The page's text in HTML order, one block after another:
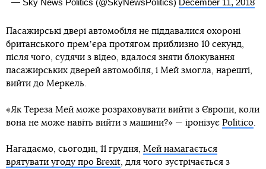
Пасажирські двері автомобіля не піддавалися охороні
британського премʼєра протягом приблизно 10 секунд,
після чого, судячи з відео, вдалося зняти блокування
пасажирських дверей автомобіля, і Мей змогла, нарешті,
вийти до Меркель.
«Як Тереза Мей може розраховувати вийти з Європи, коли
вона не може навіть вийти з машини?» — іронізує Politico.
Нагадаємо, сьогодні, 11 грудня, Мей намагається
врятувати угоду про Brexit, для чого зустрічається з